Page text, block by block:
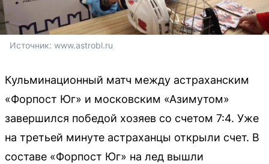
Источник: www.astrobl.ru
Кульминационный матч между астраханским
«Форпост Юг» и московским «Азимутом»
завершился победой хозяев со счетом 7:4. Уже
на третьей минуте астраханцы открыли счет. В
составе «Форпост Юг» на лед вышли